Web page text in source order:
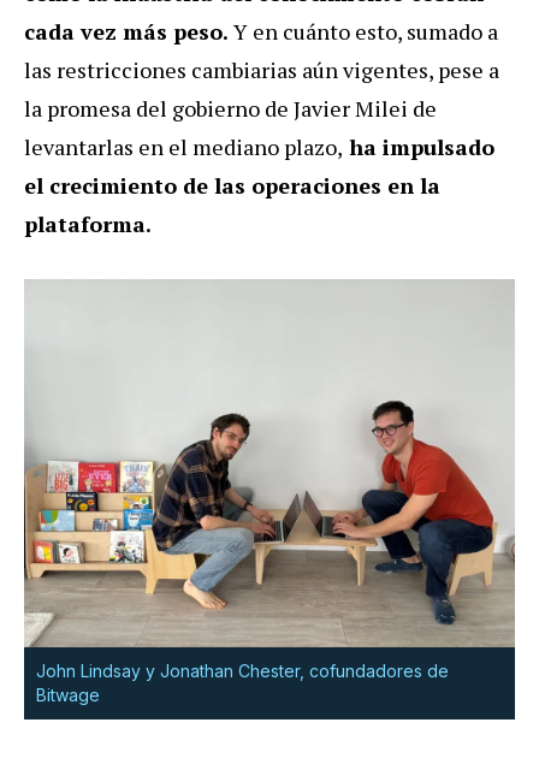
cada vez más peso. Y en cuánto esto, sumado a
las restricciones cambiarias aún vigentes, pese a
la promesa del gobierno de Javier Milei de
levantarlas en el mediano plazo, ha impulsado
el crecimiento de las operaciones en la
plataforma.
John Lindsay y Jonathan Chester, cofundadores de
Bitwage